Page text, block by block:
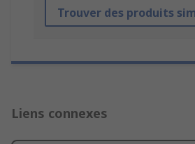
Trouver des produits
Liens connexes